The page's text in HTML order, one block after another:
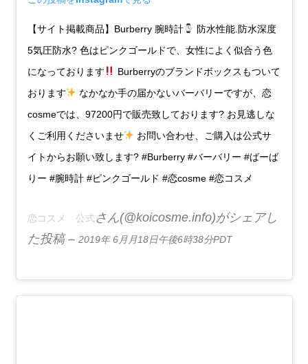
【サイト掲載商品】Burberry 腕時計
防水性能.防水深度
5気圧防水? 色はピンクゴールドで、女性によく似合う色
になっております
Burberryのブランドボックスもついて
おります
なかなか手の届かないバーバリーですが、恋
cosmeでは、97200円で販売致しております? お見逃しな
くご利用くださいませ
お問い合わせ、ご購入は公式サ
イトからお願い致します? #Burberry #バーバリー #ばーば
りー #腕時計 #ピンクゴールド #恋cosme #恋コスメ
恋コスメ 公式さん(@koicosme.info)がシェアし
た投稿 – 2019年 6月月18日午後6時38分PDT